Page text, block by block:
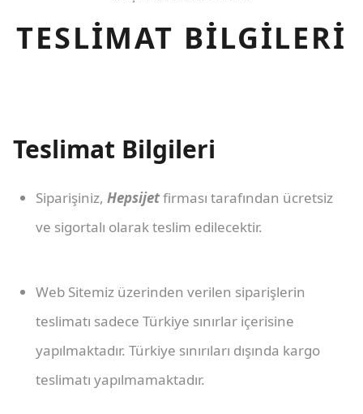
TESLIMAT BILGILERI
Teslimat Bilgileri
Siparişiniz, Hepsijetfirması tarafından ücretsiz
ve sigortalı olarak teslim edilecektir.
Web Sitemiz üzerinden verilen siparişlerin
teslimatı sadece Türkiye sınırlar içerisine
yapılmaktadır. Türkiye sınırıları dışında kargo
teslimatı yapılmamaktadır.